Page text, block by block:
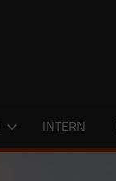
INTERN